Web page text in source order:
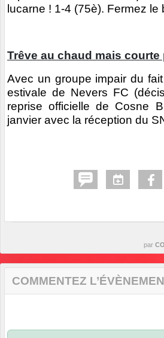
lucarne ! 1-4 (75è). Fermez le
Trêve au chaud mais courte
Avec un groupe impair du
estivale de Nevers FC
reprise officielle de Cosne
janvier avec la réception du
par
COMMENTEZ